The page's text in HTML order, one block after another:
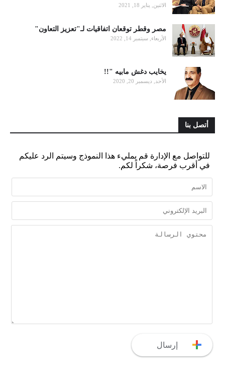
الاثنين, يناير 18, 2021
مصر وقطر توقعان اتفاقيات لـ"تعزيز التعاون"
الأربعاء, سبتمبر 14, 2022
يخايب دغش مابيه "!!
الأحد, ديسمبر 20, 2020
أتصل بنا
للتواصل مع الإدارة قم بمليء هذا النموذج وسيتم الرد عليكم
في أقرب فرصة، شكراً لكم.